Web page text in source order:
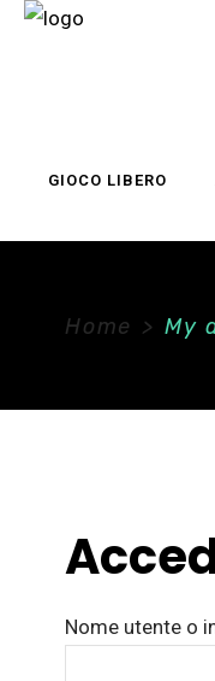
GIOCO LIBERO
Home > My
Nome utente o